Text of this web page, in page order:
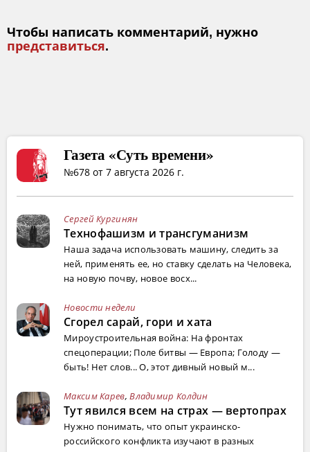
Чтобы написать комментарий, нужно
представиться.
Газета «Суть времени»
№678 от 7 августа 2026 г.
Сергей Кургинян
Технофашизм и трансгуманизм
Наша задача использовать машину, следить за
ней, применять ее, но ставку сделать на Человека,
на новую почву, новое восх...
Новости недели
Сгорел сарай, гори и хата
Мироустроительная война: На фронтах
спецоперации; Поле битвы — Европа; Голоду —
быть! Нет слов... О, этот дивный новый м...
Максим Карев,Владимир Колдин
Тут явился всем на страх — вертопрах
Нужно понимать, что опыт украинско-
российского конфликта изучают в разных